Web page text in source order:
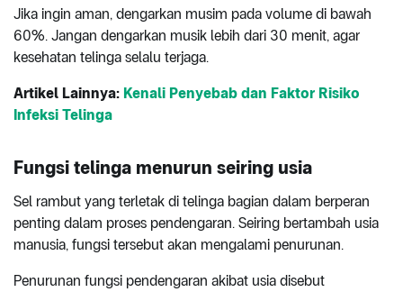
Jika ingin aman, dengarkan musim pada volume di bawah
60%. Jangan dengarkan musik lebih dari 30 menit, agar
kesehatan telinga selalu terjaga.
Artikel Lainnya: Kenali Penyebab dan Faktor Risiko
Infeksi Telinga
Fungsi telinga menurun seiring usia
Sel rambut yang terletak di telinga bagian dalam berperan
penting dalam proses pendengaran. Seiring bertambah usia
manusia, fungsi tersebut akan mengalami penurunan.
Penurunan fungsi pendengaran akibat usia disebut